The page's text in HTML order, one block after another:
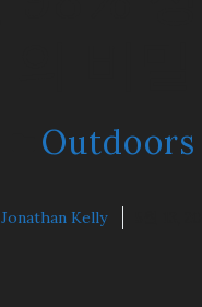
Outdoors
Jonathan Kelly